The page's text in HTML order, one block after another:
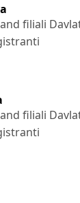
filiali
filiali